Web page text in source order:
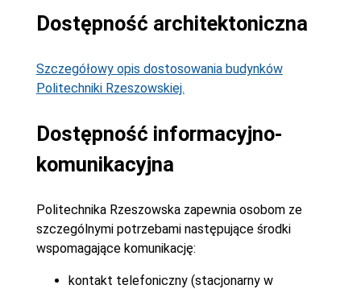
Dostępność architektoniczna
Szczegółowy opis dostosowania budynków
Politechniki Rzeszowskiej.
Dostępność informacyjno-
komunikacyjna
Politechnika Rzeszowska zapewnia osobom ze
szczególnymi potrzebami następujące środki
wspomagające komunikację:
kontakt telefoniczny (stacjonarny w